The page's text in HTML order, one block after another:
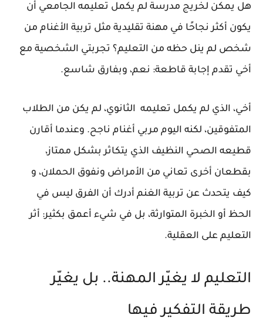
هل يمكن لخريج مدرسة لم يكمل تعليمه الجامعي أن
يكون أكثر نجاحًا في مهنة تقليدية مثل تربية الأغنام من
شخص لم ينل حظه من التعليم؟ تجربتي الشخصية مع
أخي تقدم إجابة قاطعة: نعم، وبفارق شاسع.
أخي، الذي لم يكمل تعليمه الثانوي، لم يكن من الطلاب
المتفوقين، لكنه اليوم مربي أغنام ناجح. وعندما أقارن
قطيعه الصحي النظيف الذي يتكاثر بشكل ممتاز،
بقطعان أخرى تعاني من الأمراض ونفوق الحملان، و
كيف يتحدث عن تربية الغنم أدرك أن الفرق ليس في
الحظ أو الخبرة المتوارثة، بل في شيء أعمق بكثير: أثر
التعليم على العقلية.
التعليم لا يغيّر المهنة.. بل يغيّر
طريقة التفكير فيها